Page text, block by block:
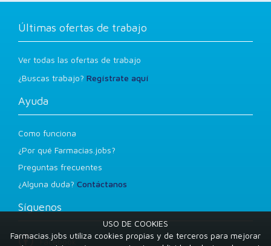
Últimas ofertas de trabajo
Ver todas las ofertas de trabajo
¿Buscas trabajo? Regístrate aquí
Ayuda
Como funciona
¿Por qué Farmacias.jobs?
Preguntas frecuentes
¿Alguna duda? Contáctanos
Síguenos
Facebook
USO DE COOKIES
Farmacias.jobs utiliza cookies propias y de terceros para mejorar